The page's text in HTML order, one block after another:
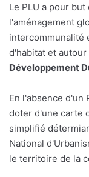
Le PLU a pour
l'aménagement
intercommunalité
d'habitat et autour
Développement
En l'absence d'un
doter d'une carte
simplifié
National
le territoire de la